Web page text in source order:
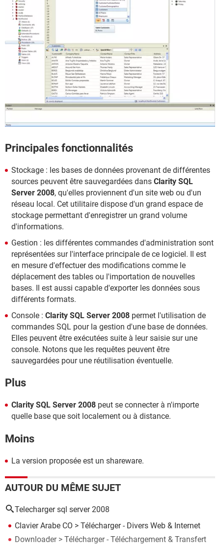
Principales fonctionnalités
Stockage : les bases de données provenant de différentes
sources peuvent être sauvegardées dans Clarity SQL
Server 2008, qu'elles proviennent d'un site web ou d'un
réseau local. Cet utilitaire dispose d'un grand espace de
stockage permettant d'enregistrer un grand volume
d'informations.
Gestion : les différentes commandes d'administration sont
représentées sur l'interface principale de ce logiciel. Il est
en mesure d'effectuer des modifications comme le
déplacement des tables ou l'importation de nouvelles
bases. Il est aussi capable d'exporter les données sous
différents formats.
Console : Clarity SQL Server 2008 permet l'utilisation de
commandes SQL pour la gestion d'une base de données.
Elles peuvent être exécutées suite à leur saisie sur une
console. Notons que les requêtes peuvent être
sauvegardées pour une réutilisation éventuelle.
Plus
Clarity SQL Server 2008 peut se connecter à n'importe
quelle base que soit localement ou à distance.
Moins
La version proposée est un shareware.
AUTOUR DU MÊME SUJET
Telecharger sql server 2008
Clavier Arabe CO > Télécharger - Divers Web & Internet
Downloader> Télécharger - Téléchargement & Transfert